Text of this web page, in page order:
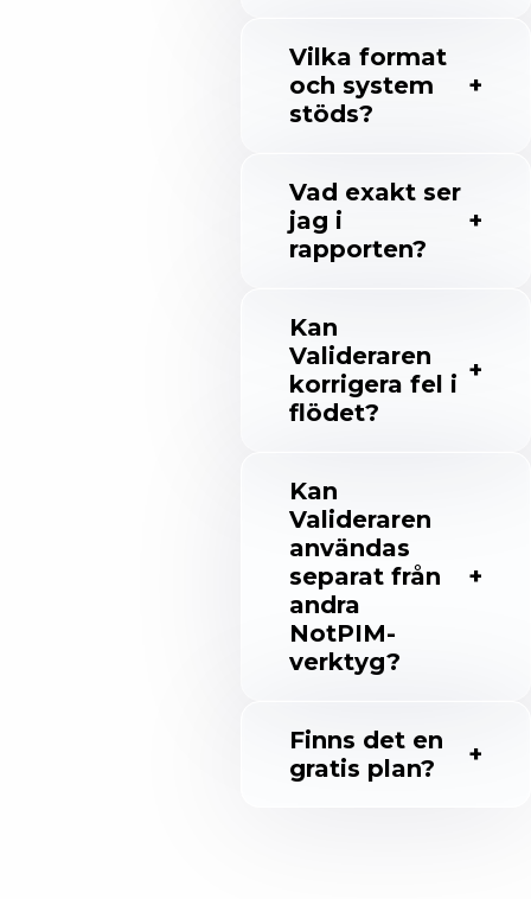
Vilka format
och system
stöds?
Vad exakt ser
jag i
rapporten?
Kan
Valideraren
korrigera fel i
flödet?
Kan
Valideraren
användas
separat från
andra
NotPIM-
verktyg?
Finns det en
gratis plan?